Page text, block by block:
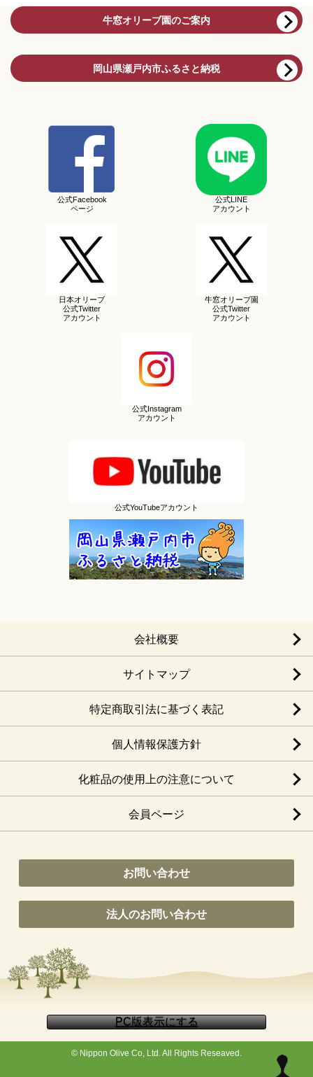
牛窓オリーブ園のご案内
岡山県瀬戸内市ふるさと納税
公式Facebook
ページ
公式LINE
アカウント
日本オリーブ
公式Twitter
アカウント
牛窓オリーブ園
公式Twitter
アカウント
公式Instagram
アカウント
公式YouTubeアカウント
会社概要
サイトマップ
特定商取引法に基づく表記
個人情報保護方針
化粧品の使用上の注意について
会員ページ
お問い合わせ
法人のお問い合わせ
© Nippon Olive Co, Ltd. All Rights Reseaved.